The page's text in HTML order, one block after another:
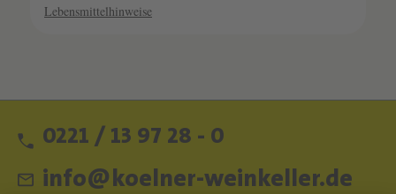
Lebensmittelhinweise
0221 / 13 97 28 - 0
info@koelner-weinkeller.de